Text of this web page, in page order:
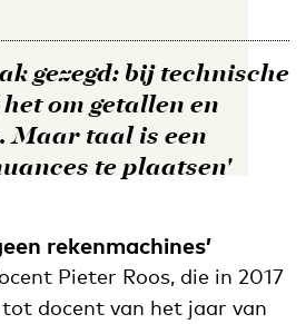
gezegd: bij technische
om getallen en
Maar taal is een
te plaatsen'
rekenmachines’
Pieter Roos, die in 2017
docent van het jaar van